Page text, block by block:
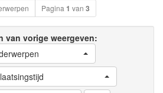
Pagina 1 van 3
van vorige weergeven: